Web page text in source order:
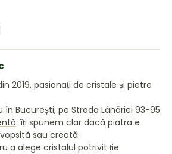
2019, pasionați de cristale și pietre
în București, pe Strada Lânăriei 93-95
: îți spunem clar dacă piatra e
sau creată
a alege cristalul potrivit ție